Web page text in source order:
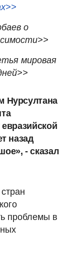
о
мировая
Нурсултана
евразийской
назад
- сказал
проблемы в